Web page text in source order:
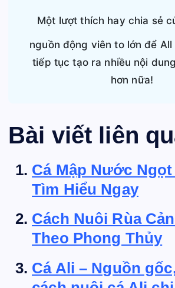
Một lượt thích hay chia sẻ
nguồn động viên to lớn để All
tiếp tục tạo ra nhiều nội
hơn nữa!
Bài viết liên
Cá Mập Nước
Tìm Hiểu Ngay
Cách Nuôi Rùa
Theo Phong Thủy
Cá Ali – Nguồn